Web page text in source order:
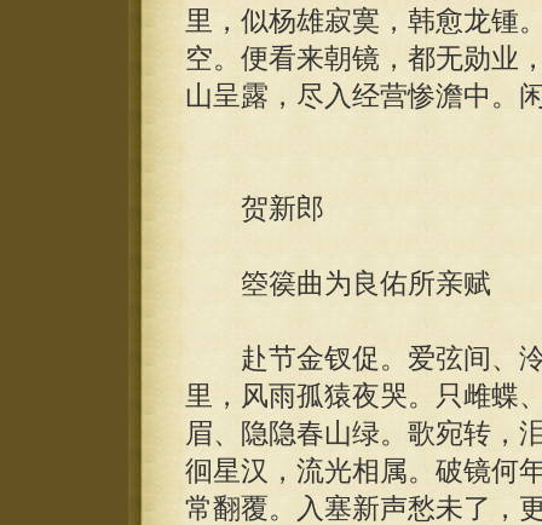
里，似杨雄寂寞，韩愈龙锺
空。便看来朝镜，都无勋业
山呈露，尽入经营惨澹中。
贺新郎
箜篌曲为良佑所亲赋
赴节金钗促。爱弦间、泠
里，风雨孤猿夜哭。只雌蝶
眉、隐隐春山绿。歌宛转，
徊星汉，流光相属。破镜何
常翻覆。入塞新声愁未了，